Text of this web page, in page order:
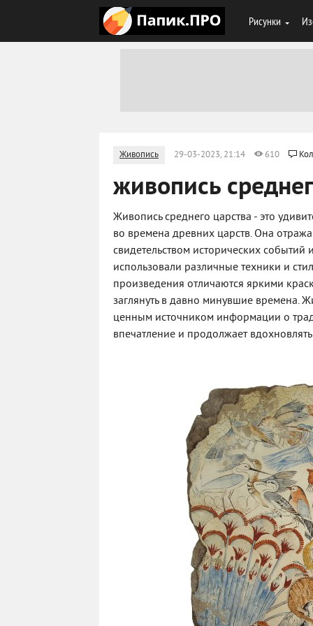
Рисунки
Живопись 29-03-2023, 21:14 610
живопись
Живопись среднего царства - это
во времена древних царств. Она
свидетельством исторических
использовали различные техники и
произведения отличаются яркими
заглянуть в давно минувшие времена.
ценным источником информации о
впечатление и продолжает